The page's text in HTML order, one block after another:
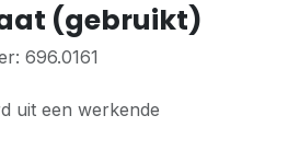
(gebruikt)
696.0161
uit een werkende